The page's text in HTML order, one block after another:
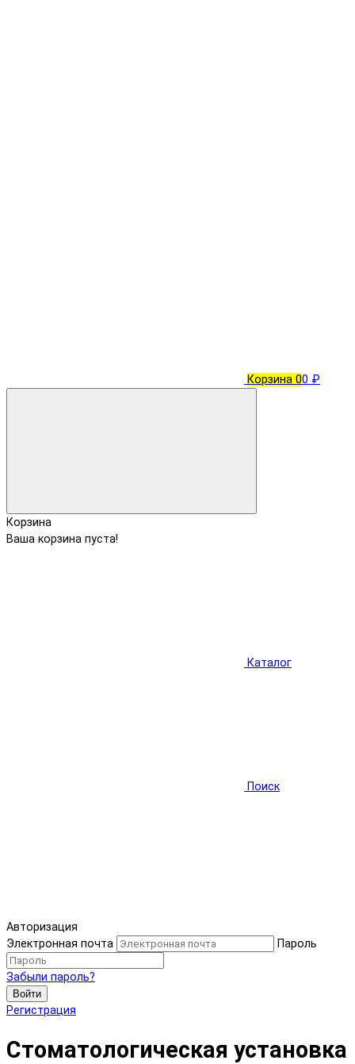
Корзина 00 ₽
Корзина
Ваша корзина пуста!
Каталог
Поиск
Авторизация
Электронная почта
Пароль
Забыли пароль?
Войти
Регистрация
Стоматологическая установка